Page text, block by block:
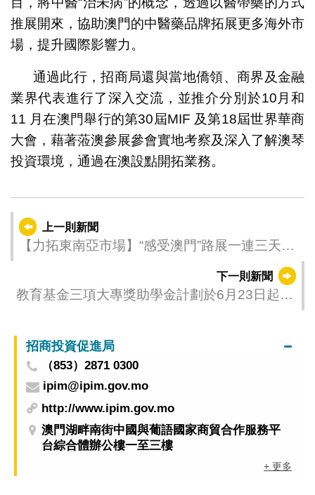
推展開來，協助澳門的中醫藥品牌拓展更多海外市
場，提升國際影響力。
通過此行，招商局還與當地僑領、商界及金融
業界代表進行了深入交流，並推介分別於10月和
11 月在澳門舉行的第30屆MIF 及第18屆世界華商
大會，藉著蒞澳參展參會實地考察及深入了解澳琴
投資環境，通過在澳設點開拓業務。
上一則新聞
【力拓東南亞市場】“感受澳門”路展一連三天曼
下一則新聞
教育基金三項大專獎助學金計劃於6月23日起接
招商投資促進局
（853）2871 0300
ipim@ipim.gov.mo
http://www.ipim.gov.mo
澳門湖畔南街中國與葡語國家商貿合作服務平
台綜合體辦公樓一至三樓
+ 更多